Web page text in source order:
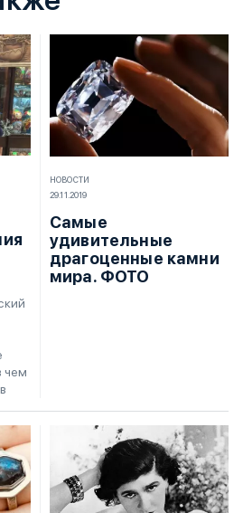
чем
НОВОСТИ
29.11.2019
Самые
удивительные
драгоценные камни
мира. ФОТО